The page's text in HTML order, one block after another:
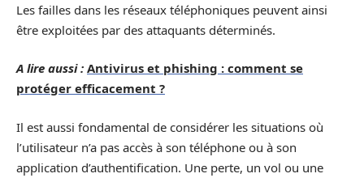
Les failles dans les réseaux téléphoniques peuvent ainsi
être exploitées par des attaquants déterminés.
A lire aussi : Antivirus et phishing : comment se
protéger efficacement ?
Il est aussi fondamental de considérer les situations où
l’utilisateur n’a pas accès à son téléphone ou à son
application d’authentification. Une perte, un vol ou une